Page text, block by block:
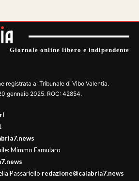
Giornale online libero e indipendente
registrata al Tribunale di Vibo Valentia.
gennaio 2025. ROC: 42854.
Mimmo Famularo
Passariello redazione@calabria7.news